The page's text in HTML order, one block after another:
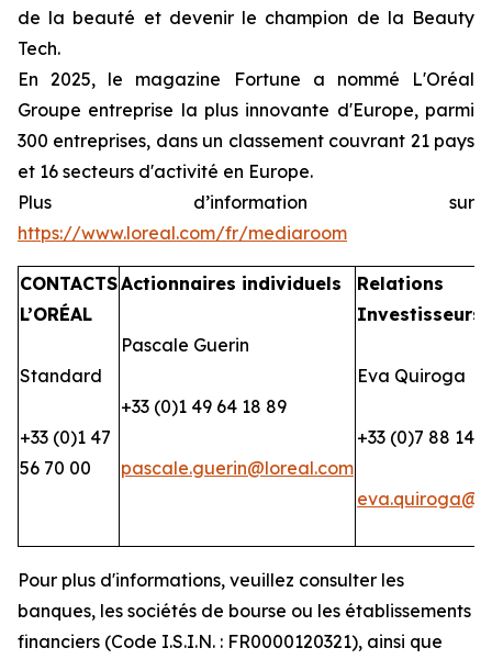
de la beauté et devenir le champion de la Beauty
Tech.
En 2025, le magazine Fortune a nommé L'Oréal
Groupe entreprise la plus innovante d'Europe, parmi
300 entreprises, dans un classement couvrant 21 pays
et 16 secteurs d'activité en Europe.
Plus d’information sur
https://www.loreal.com/fr/mediaroom
CONTACTS
L’ORÉAL
Standard
+33 (0)1 47
56 70 00
Actionnaires individuels
Pascale Guerin
+33 (0)1 49 64 18 89
pascale.guerin@loreal.com
Relations
Investisseurs
Eva Quiroga
+33 (0)7 88 14
Pour plus d'informations, veuillez consulter les
banques, les sociétés de bourse ou les établissements
financiers (Code I.S.I.N. : FR0000120321), ainsi que